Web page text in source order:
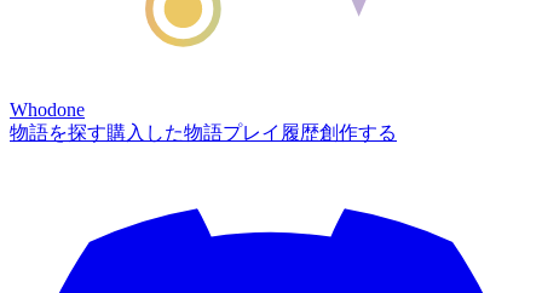
Whodone
物語を探す購入した物語プレイ履歴創作する